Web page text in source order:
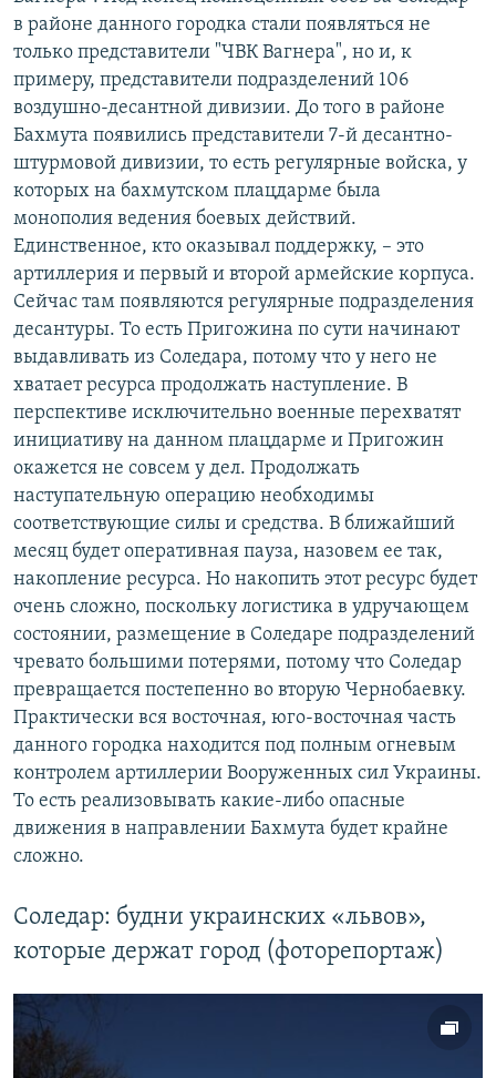
в районе данного городка стали появляться не
только представители "ЧВК Вагнера", но и, к
примеру, представители подразделений 106
воздушно-десантной дивизии. До того в районе
Бахмута появились представители 7-й десантно-
штурмовой дивизии, то есть регулярные войска, у
которых на бахмутском плацдарме была
монополия ведения боевых действий.
Единственное, кто оказывал поддержку, – это
артиллерия и первый и второй армейские корпуса.
Сейчас там появляются регулярные подразделения
десантуры. То есть Пригожина по сути начинают
выдавливать из Соледара, потому что у него не
хватает ресурса продолжать наступление. В
перспективе исключительно военные перехватят
инициативу на данном плацдарме и Пригожин
окажется не совсем у дел. Продолжать
наступательную операцию необходимы
соответствующие силы и средства. В ближайший
месяц будет оперативная пауза, назовем ее так,
накопление ресурса. Но накопить этот ресурс будет
очень сложно, поскольку логистика в удручающем
состоянии, размещение в Соледаре подразделений
чревато большими потерями, потому что Соледар
превращается постепенно во вторую Чернобаевку.
Практически вся восточная, юго-восточная часть
данного городка находится под полным огневым
контролем артиллерии Вооруженных сил Украины.
То есть реализовывать какие-либо опасные
движения в направлении Бахмута будет крайне
сложно.
Соледар: будни украинских «львов»,
которые держат город (фоторепортаж)